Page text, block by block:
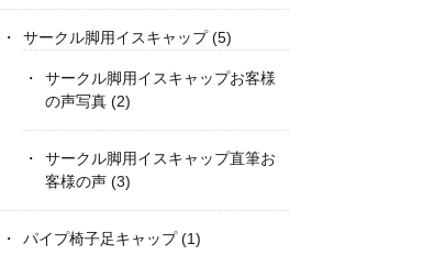
サークル脚用イスキャップ(5)
サークル脚用イスキャップお客様
の声写真(2)
サークル脚用イスキャップ直筆お
客様の声(3)
パイプ椅子足キャップ(1)